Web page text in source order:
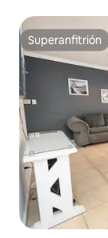
Superanfitrión
Superanfitrión